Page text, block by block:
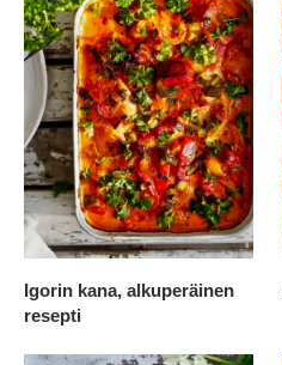
Igorin kana, alkuperäinen
resepti